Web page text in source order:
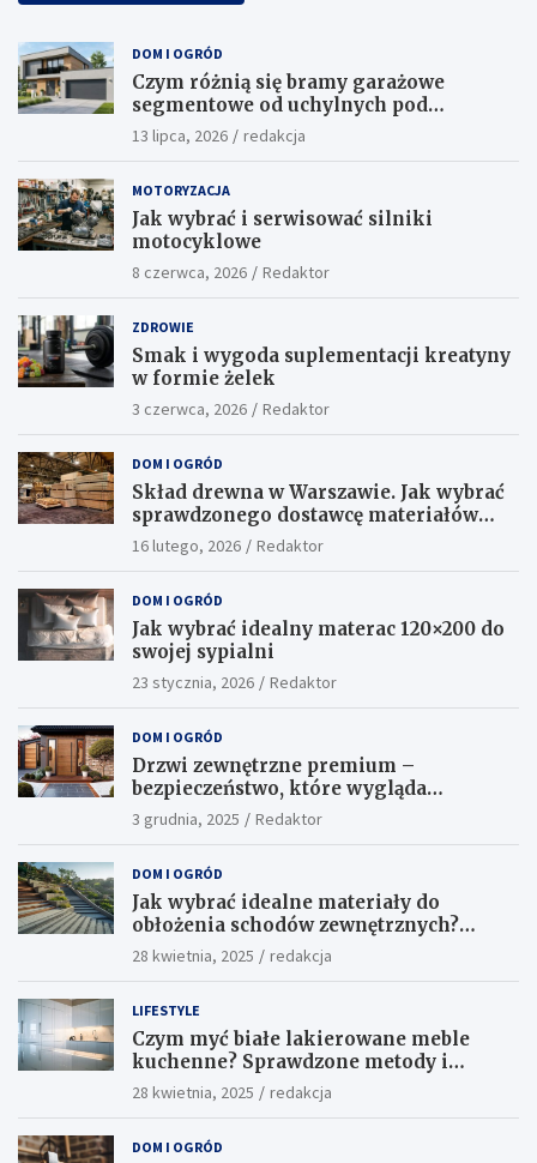
DOM I OGRÓD
Czym różnią się bramy garażowe
segmentowe od uchylnych pod
względem funkcjonalności?
13 lipca, 2026 redakcja
MOTORYZACJA
Jak wybrać i serwisować silniki
motocyklowe
8 czerwca, 2026 Redaktor
ZDROWIE
Smak i wygoda suplementacji kreatyny
w formie żelek
3 czerwca, 2026 Redaktor
DOM I OGRÓD
Skład drewna w Warszawie. Jak wybrać
sprawdzonego dostawcę materiałów
konstrukcyjnych?
16 lutego, 2026 Redaktor
DOM I OGRÓD
Jak wybrać idealny materac 120×200 do
swojej sypialni
23 stycznia, 2026 Redaktor
DOM I OGRÓD
Drzwi zewnętrzne premium –
bezpieczeństwo, które wygląda
ekskluzywnie
3 grudnia, 2025 Redaktor
DOM I OGRÓD
Jak wybrać idealne materiały do
obłożenia schodów zewnętrznych?
Praktyczne porady i inspiracje
28 kwietnia, 2025 redakcja
LIFESTYLE
Czym myć białe lakierowane meble
kuchenne? Sprawdzone metody i
skuteczne środki
28 kwietnia, 2025 redakcja
DOM I OGRÓD